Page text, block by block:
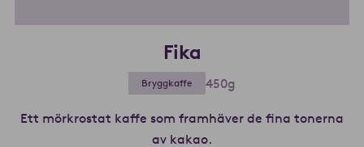
Fika
Bryggkaffe 450g
Ett mörkrostat kaffe som framhäver de fina tonerna
av kakao.